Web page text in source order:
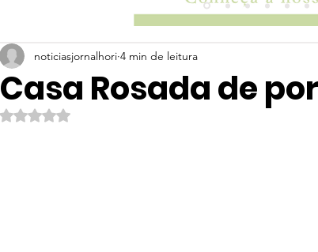
Casa Rosada de
noticiasjornalhori 4 min de leitura
Avaliado com NaN de 5 estrelas.